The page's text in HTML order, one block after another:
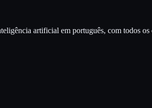
artificial em português, com todos